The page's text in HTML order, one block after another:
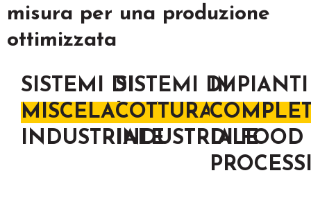
misura per una produzione
ottimizzata
SISTEMI DI
MISCELAZIONE
INDUSTRIALE
SISTEMI DI
COTTURA
INDUSTRIALE
IMPIANTI
DI FOOD